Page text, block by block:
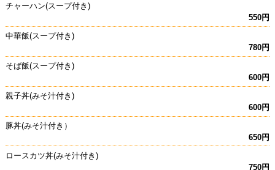
チャーハン(スープ付き)
550円
中華飯(スープ付き)
780円
そば飯(スープ付き)
600円
親子丼(みそ汁付き)
600円
豚丼(みそ汁付き）
650円
ロースカツ丼(みそ汁付き)
750円